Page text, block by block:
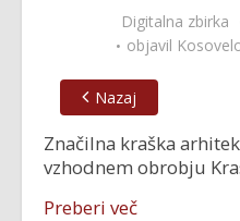
Digitalna zbirka
objavil
Nazaj
Značilna kraška
vzhodnem obrobju
Preberi več